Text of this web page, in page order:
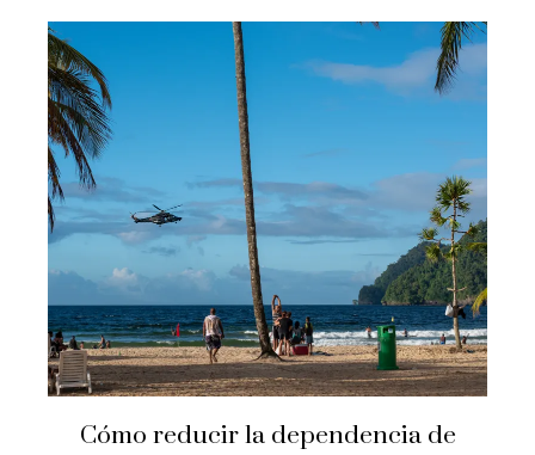
Cómo reducir la dependencia de